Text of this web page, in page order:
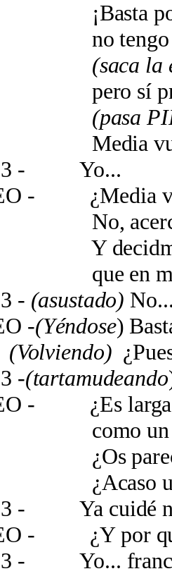
por
(saca la
sí
(pasa
vuelta
3 - Yo...
- ¿Media
si
mi nariz
- (asustado)
-(Yéndose)
(Volviendo)
-(tartamudeando
- ¿Es larga
un pico
parece
una
3 - Ya cuidé
- ¿Y por qué
3 - Yo...